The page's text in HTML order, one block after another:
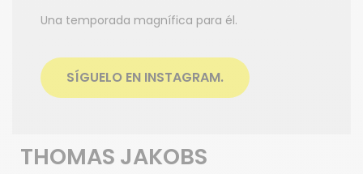
Una temporada magnífica para él.
SÍGUELO EN INSTAGRAM.
THOMAS JAKOBS